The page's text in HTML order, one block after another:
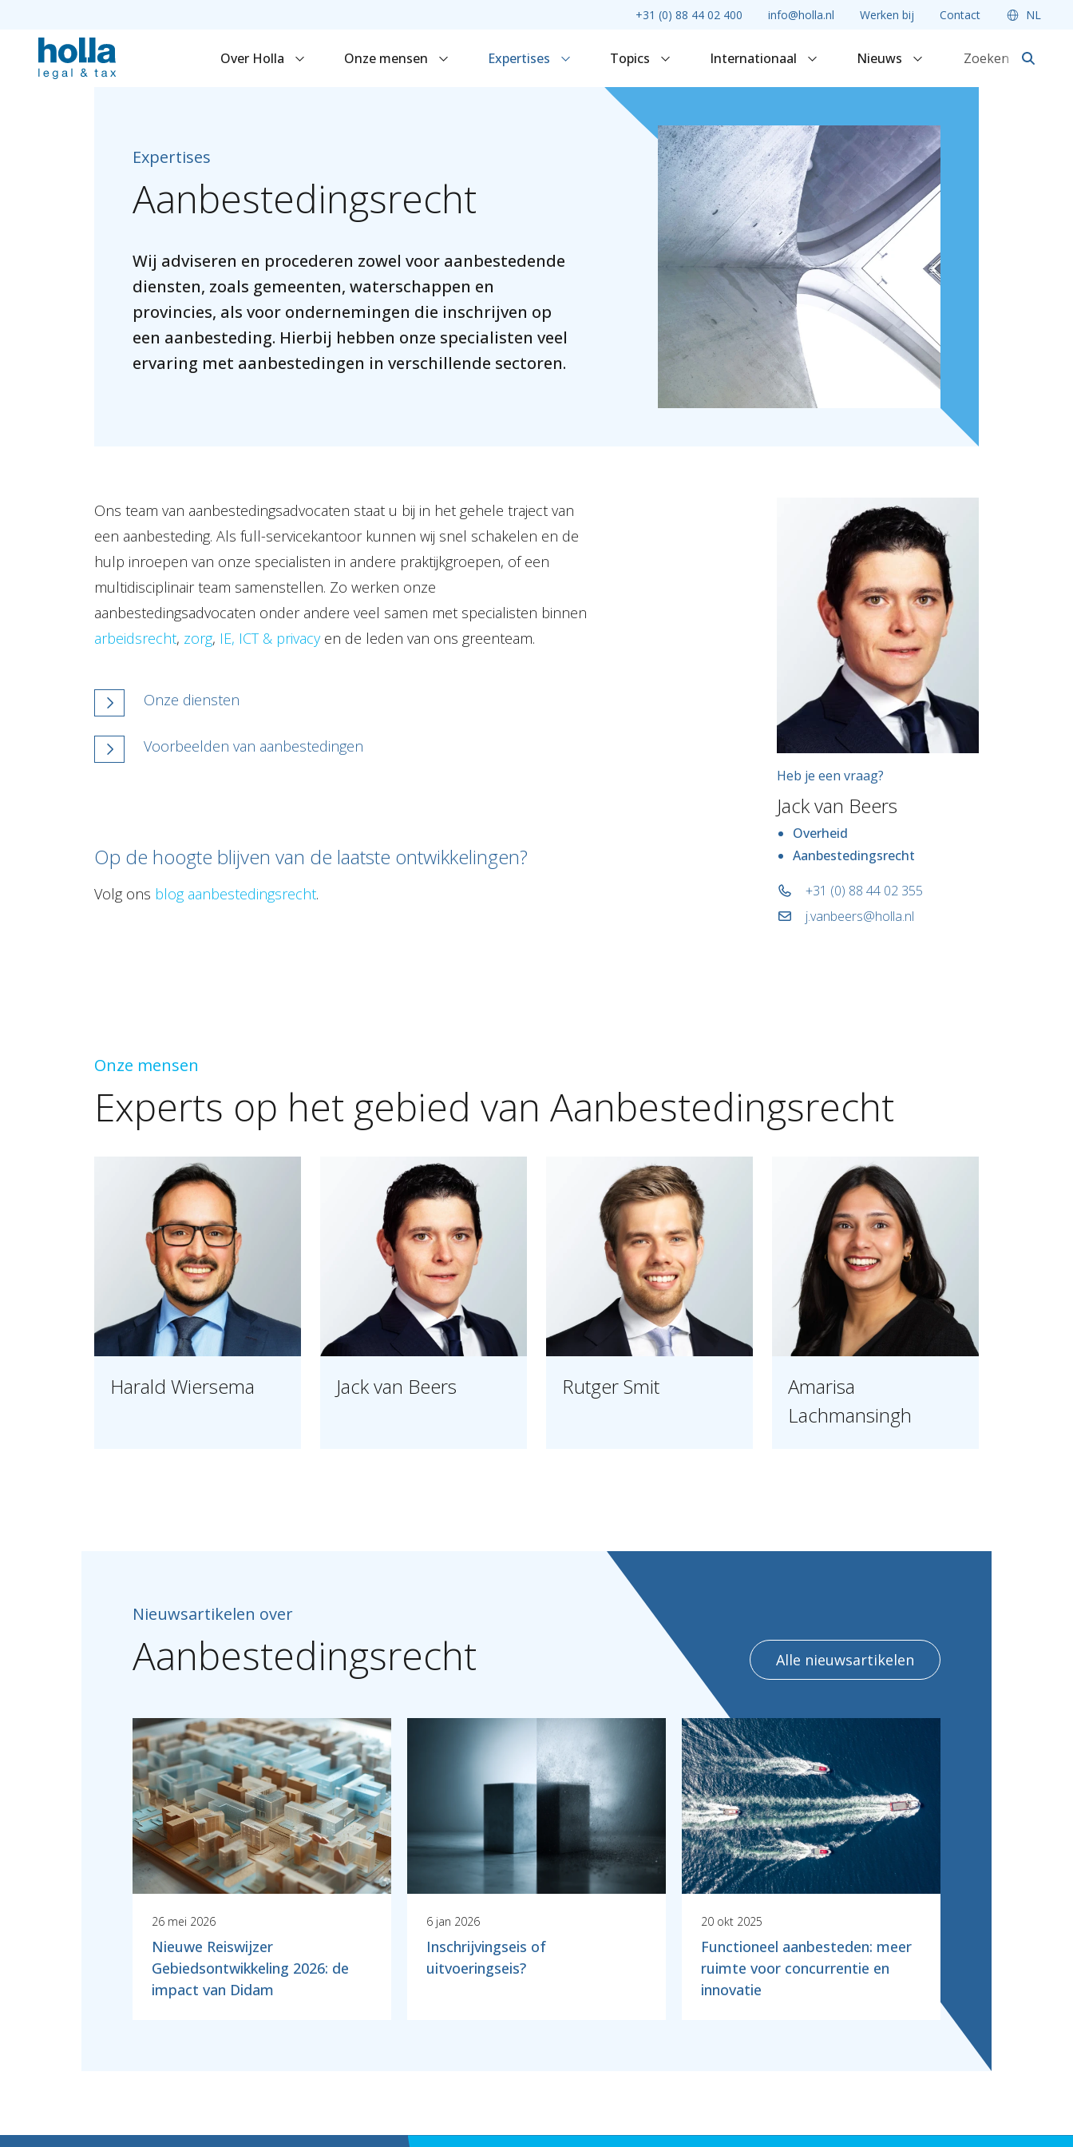
+31 (0) 88 44 02 400 info@holla.nl Werken bij Contact NL
Over Holla Onze mensen Expertises Topics Internationaal Nieuws
Expertises
Aanbestedingsrecht
Wij adviseren en procederen zowel voor aanbestedende
diensten, zoals gemeenten, waterschappen en
provincies, als voor ondernemingen die inschrijven op
een aanbesteding. Hierbij hebben onze specialisten veel
ervaring met aanbestedingen in verschillende sectoren.
Ons team van aanbestedingsadvocaten staat u bij in het gehele traject van
een aanbesteding. Als full-servicekantoor kunnen wij snel schakelen en de
hulp inroepen van onze specialisten in andere praktijkgroepen, of een
multidisciplinair team samenstellen. Zo werken onze
aanbestedingsadvocaten onder andere veel samen met specialisten binnen
arbeidsrecht, zorg, IE, ICT & privacyen de leden van ons greenteam.
Onze diensten
Voorbeelden van aanbestedingen
Op de hoogte blijven van de laatste ontwikkelingen?
Volg ons blog aanbestedingsrecht.
Heb je een vraag?
Jack van Beers
Overheid
Aanbestedingsrecht
+31 (0) 88 44 02 355
j.vanbeers@holla.nl
Onze mensen
Experts op het gebied van Aanbestedingsrecht
Harald Wiersema Jack van Beers Rutger Smit
Amarisa
Lachmansingh
Nieuwsartikelen over
Aanbestedingsrecht Alle nieuwsartikelen
26 mei 2026
Nieuwe Reiswijzer
Gebiedsontwikkeling 2026: de
impact van Didam
6 jan 2026
Inschrijvingseis of
uitvoeringseis?
20 okt 2025
Functioneel aanbesteden: meer
ruimte voor concurrentie en
innovatie